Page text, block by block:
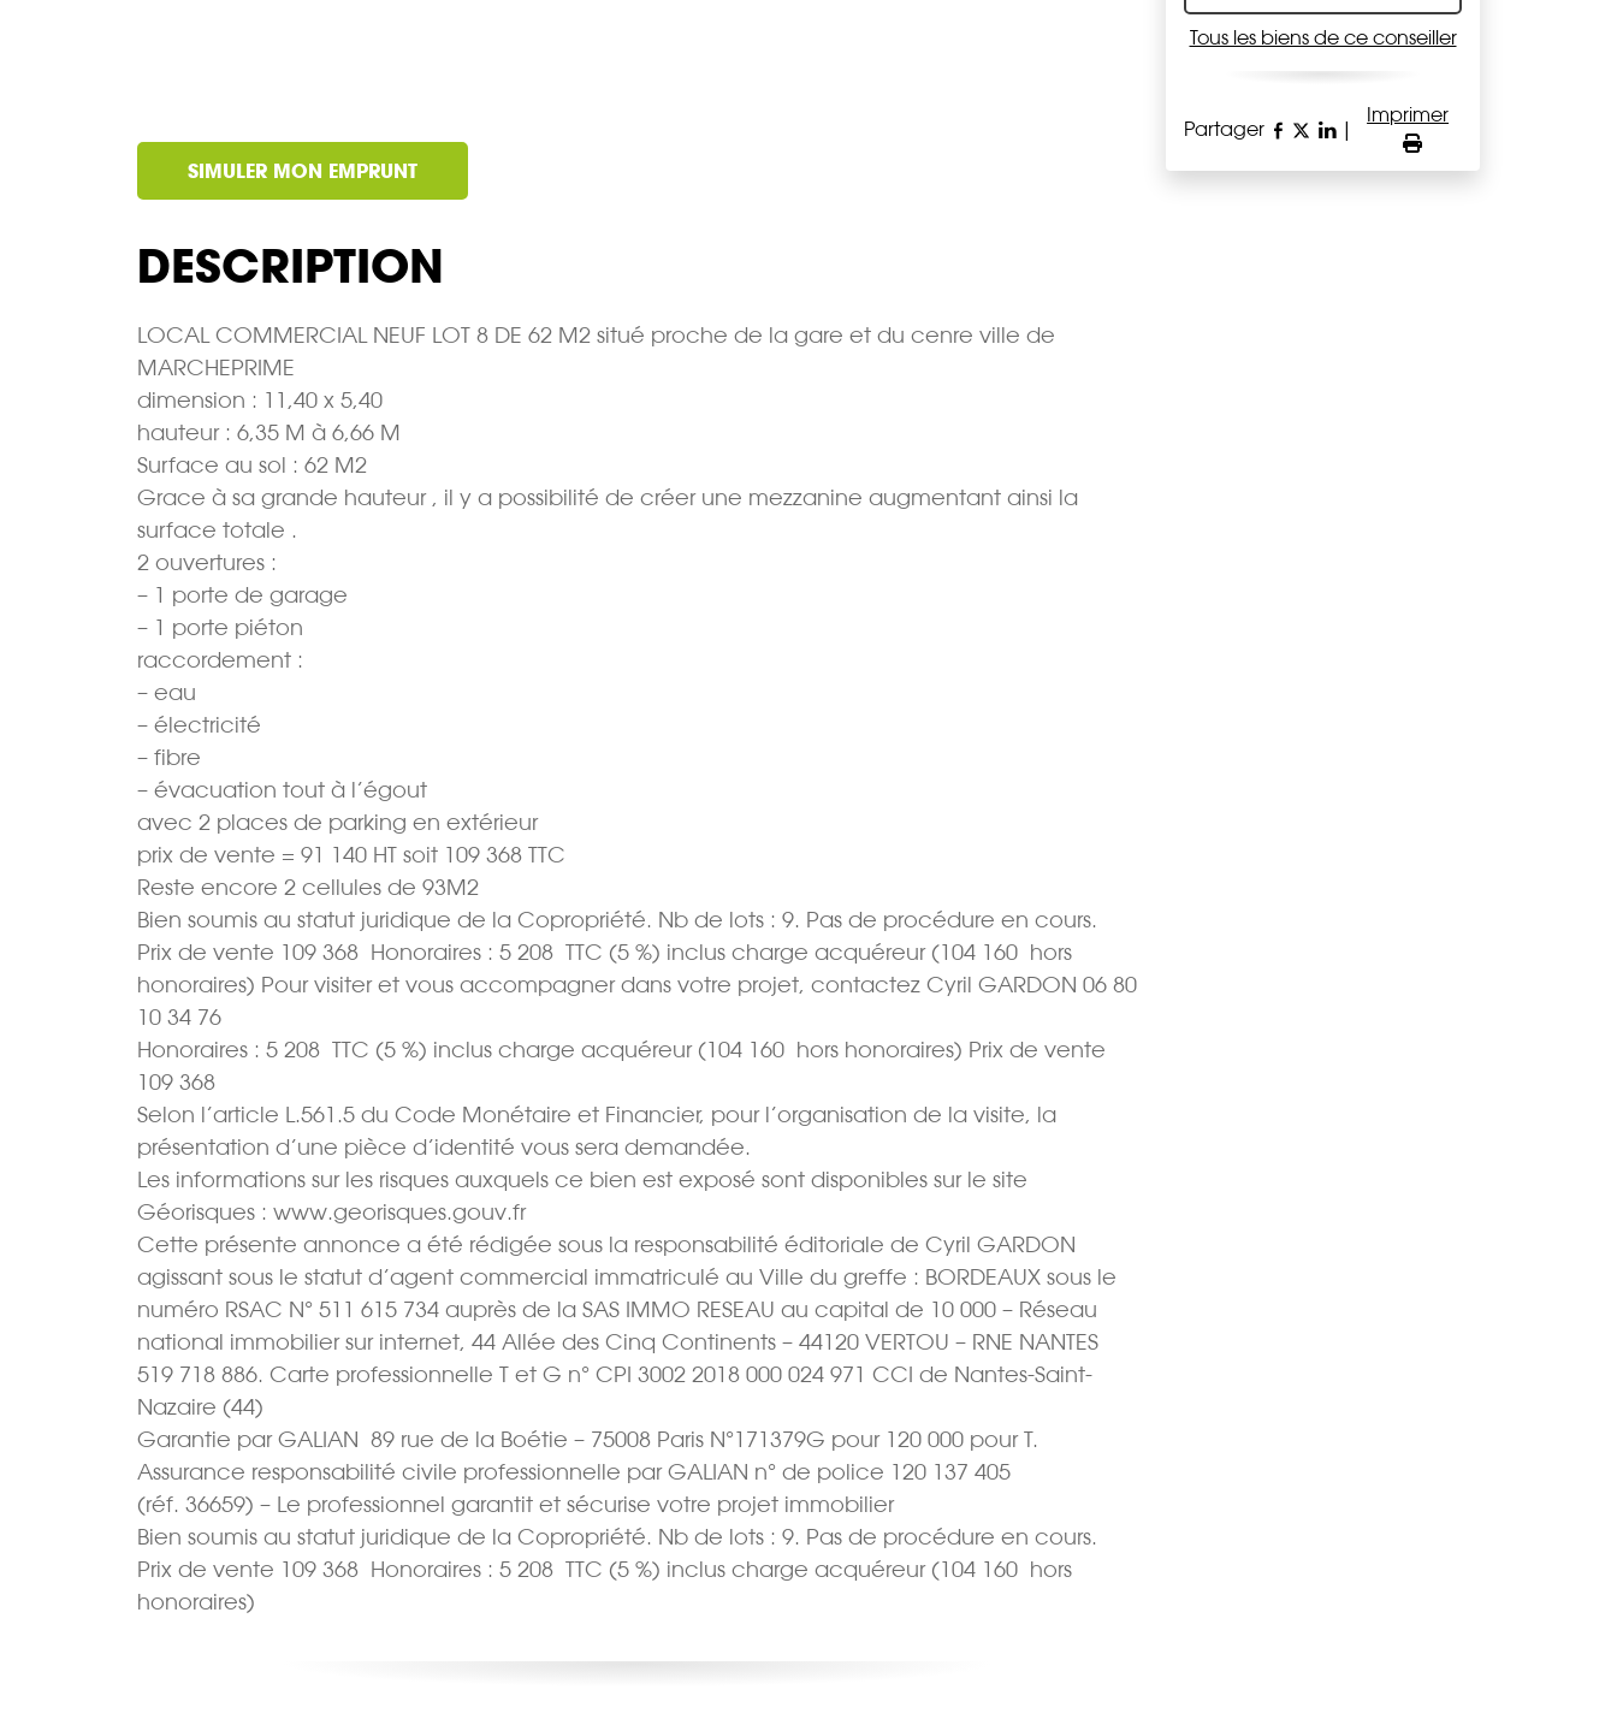
Tous les biens de ce conseiller
Partager
Imprimer
SIMULER MON EMPRUNT
DESCRIPTION
LOCAL COMMERCIAL NEUF LOT 8 DE 62 M2 situé proche de la gare et du cenre ville de
MARCHEPRIME
dimension : 11,40 x 5,40
hauteur : 6,35 M à 6,66 M
Surface au sol : 62 M2
Grace à sa grande hauteur , il y a possibilité de créer une mezzanine augmentant ainsi la
surface totale .
2 ouvertures :
– 1 porte de garage
– 1 porte piéton
raccordement :
– eau
– électricité
– fibre
– évacuation tout à l’égout
avec 2 places de parking en extérieur
prix de vente = 91 140 HT soit 109 368 TTC
Reste encore 2 cellules de 93M2
Bien soumis au statut juridique de la Copropriété. Nb de lots : 9. Pas de procédure en cours.
Prix de vente 109 368  Honoraires : 5 208  TTC (5 %) inclus charge acquéreur (104 160  hors
honoraires) Pour visiter et vous accompagner dans votre projet, contactez Cyril GARDON 06 80
10 34 76
Honoraires : 5 208  TTC (5 %) inclus charge acquéreur (104 160  hors honoraires) Prix de vente
109 368 
Selon l’article L.561.5 du Code Monétaire et Financier, pour l’organisation de la visite, la
présentation d’une pièce d’identité vous sera demandée.
Les informations sur les risques auxquels ce bien est exposé sont disponibles sur le site
Géorisques : www.georisques.gouv.fr
Cette présente annonce a été rédigée sous la responsabilité éditoriale de Cyril GARDON
agissant sous le statut d’agent commercial immatriculé au Ville du greffe : BORDEAUX sous le
numéro RSAC N° 511 615 734 auprès de la SAS IMMO RESEAU au capital de 10 000 – Réseau
national immobilier sur internet, 44 Allée des Cinq Continents – 44120 VERTOU – RNE NANTES
519 718 886. Carte professionnelle T et G n° CPI 3002 2018 000 024 971 CCI de Nantes-Saint-
Nazaire (44)
Garantie par GALIAN  89 rue de la Boétie – 75008 Paris N°171379G pour 120 000 pour T.
Assurance responsabilité civile professionnelle par GALIAN n° de police 120 137 405
(réf. 36659) – Le professionnel garantit et sécurise votre projet immobilier
Bien soumis au statut juridique de la Copropriété. Nb de lots : 9. Pas de procédure en cours.
Prix de vente 109 368  Honoraires : 5 208  TTC (5 %) inclus charge acquéreur (104 160  hors
honoraires)